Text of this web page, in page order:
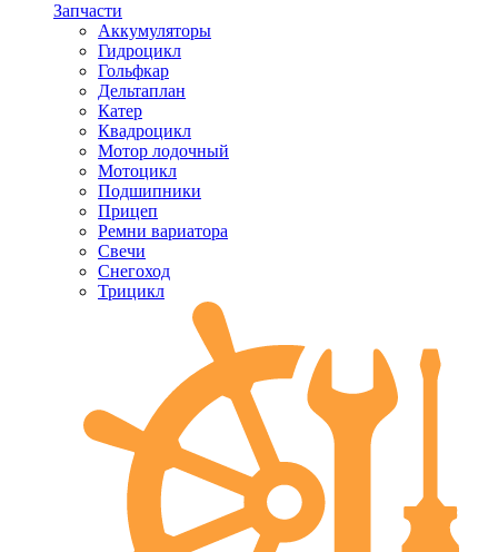
Запчасти
Аккумуляторы
Гидроцикл
Гольфкар
Дельтаплан
Катер
Квадроцикл
Мотор лодочный
Мотоцикл
Подшипники
Прицеп
Ремни вариатора
Свечи
Снегоход
Трицикл